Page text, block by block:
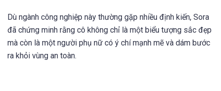
Dù ngành công nghiệp này thường gặp nhiều định kiến, Sora
đã chứng minh rằng cô không chỉ là một biểu tượng sắc đẹp
mà còn là một người phụ nữ có ý chí mạnh mẽ và dám bước
ra khỏi vùng an toàn.